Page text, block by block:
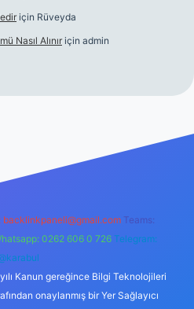
için Rüveyda
Nasıl Alınır için admin
backlinkpaneli@gmail.com Teams:
0262 606 0 726 Telegram:
Kanun gereğince Bilgi Teknolojileri
onaylanmış bir Yer Sağlayıcı